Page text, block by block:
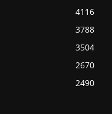
4116
3788
3504
2670
2490